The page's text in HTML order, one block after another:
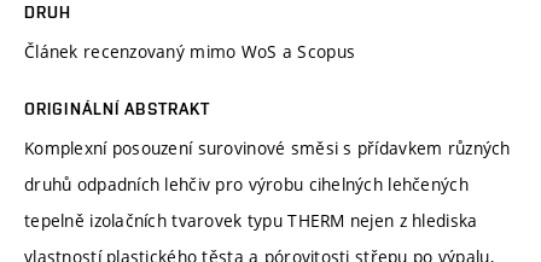
DRUH
Článek recenzovaný mimo WoS a Scopus
ORIGINÁLNÍ ABSTRAKT
Komplexní posouzení surovinové směsi s přídavkem různých
druhů odpadních lehčiv pro výrobu cihelných lehčených
tepelně izolačních tvarovek typu THERM nejen z hlediska
vlastností plastického těsta a pórovitosti střepu po výpalu,